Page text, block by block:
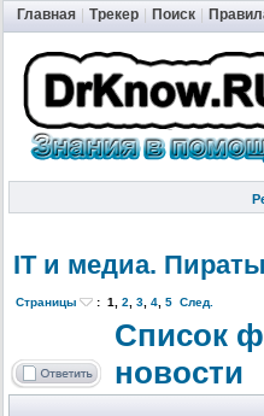
Главная Трекер Поиск
IT и медиа.
Страницы : 1, 2, 3, 4, 5 След.
Список
новости